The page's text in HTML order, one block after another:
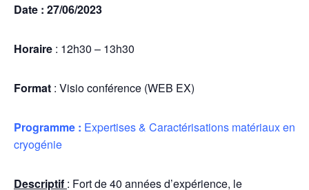
Date : 27/06/2023
Horaire : 12h30 – 13h30
Format : Visio conférence (WEB EX)
Programme : Expertises & Caractérisations matériaux en
cryogénie
Descriptif : Fort de 40 années d’expérience, le